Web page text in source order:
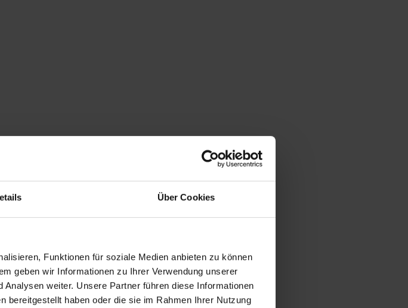
Über Cookies
Funktionen für soziale Medien anbieten zu können
geben wir Informationen zu Ihrer Verwendung unserer
weiter. Unsere Partner führen diese Informationen
bereitgestellt haben oder die sie im Rahmen Ihrer Nutzung